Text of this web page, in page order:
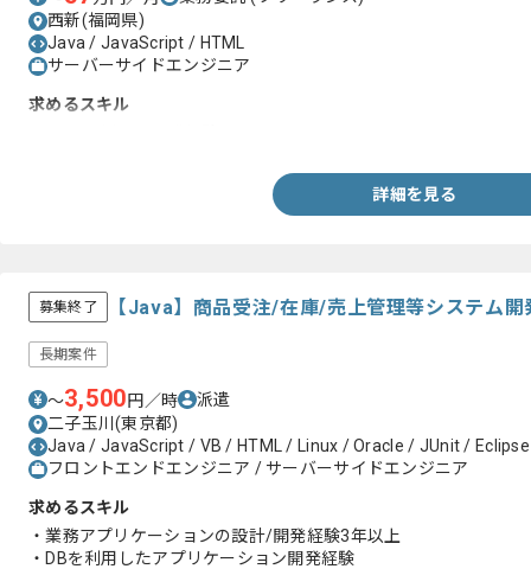
西新(福岡県)
Java / JavaScript / HTML
サーバーサイドエンジニア
求めるスキル
詳細を見る
募集終了 【Java】商品受注/在庫/売上管理等システム
長期案件
〜3,500円／時
派遣
二子玉川(東京都)
Java / JavaScript / VB / HTML / Linux / Oracle / JUnit /
フロントエンドエンジニア / サーバーサイドエンジニア
求めるスキル
・業務アプリケーションの設計/開発経験3年以上
・DBを利用したアプリケーション開発経験